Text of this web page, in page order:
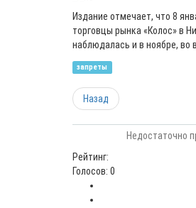
Издание отмечает, что 8
торговцы рынка «Колос» в
наблюдалась и в ноябре, во
запреты
Назад
Недостаточно
Рейтинг:
Голосов: 0